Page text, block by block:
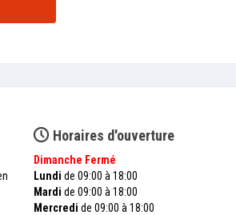
Horaires d'ouverture
Dimanche Fermé
Lundi de 09:00 à 18:00
Mardi de 09:00 à 18:00
Mercredi de 09:00 à 18:00